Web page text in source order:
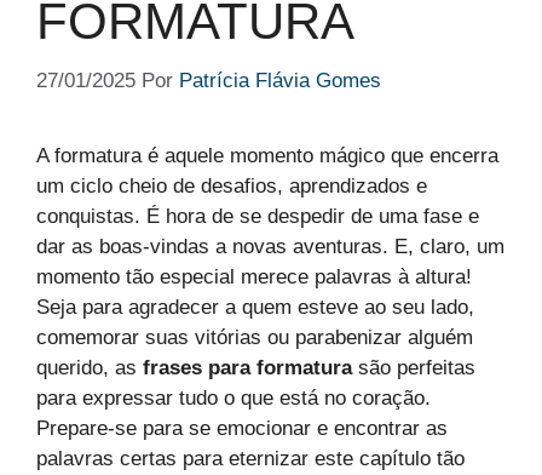
FORMATURA​
27/01/2025 Por Patrícia Flávia Gomes
A formatura é aquele momento mágico que encerra
um ciclo cheio de desafios, aprendizados e
conquistas. É hora de se despedir de uma fase e
dar as boas-vindas a novas aventuras. E, claro, um
momento tão especial merece palavras à altura!
Seja para agradecer a quem esteve ao seu lado,
comemorar suas vitórias ou parabenizar alguém
querido, as frases para formaturasão perfeitas
para expressar tudo o que está no coração.
Prepare-se para se emocionar e encontrar as
palavras certas para eternizar este capítulo tão